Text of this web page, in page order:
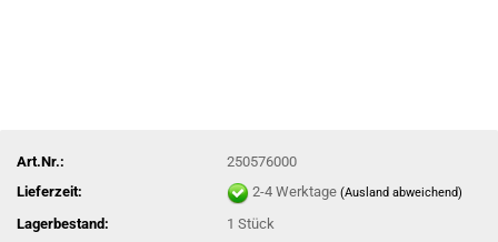
Art.Nr.:
250576000
Lieferzeit:
2-4 Werktage(Ausland abweichend)
Lagerbestand: 1Stück